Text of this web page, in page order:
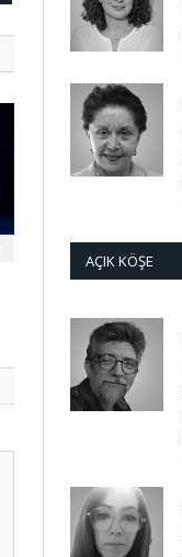
AÇIK KÖŞE